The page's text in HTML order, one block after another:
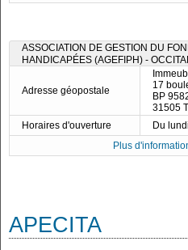
ASSOCIATION DE GESTION DU
HANDICAPÉES (AGEFIPH) -
Adresse géopostale
17
BP
31505
Horaires d'ouverture
Du
Plus
APECITA